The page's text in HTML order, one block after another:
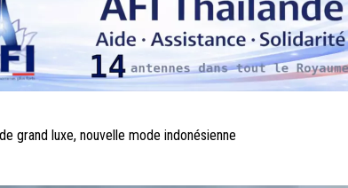
Thaïlande
grand luxe, nouvelle mode indonésienne